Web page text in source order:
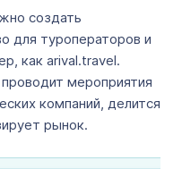
создать
для туроператоров и
как arival.travel.
мероприятия
компаний, делится
рынок.